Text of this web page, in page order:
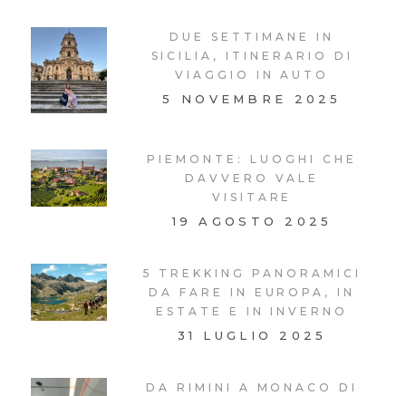
DUE SETTIMANE IN
SICILIA, ITINERARIO DI
VIAGGIO IN AUTO
5 NOVEMBRE 2025
PIEMONTE: LUOGHI CHE
DAVVERO VALE
VISITARE
19 AGOSTO 2025
5 TREKKING PANORAMICI
DA FARE IN EUROPA, IN
ESTATE E IN INVERNO
31 LUGLIO 2025
DA RIMINI A MONACO DI